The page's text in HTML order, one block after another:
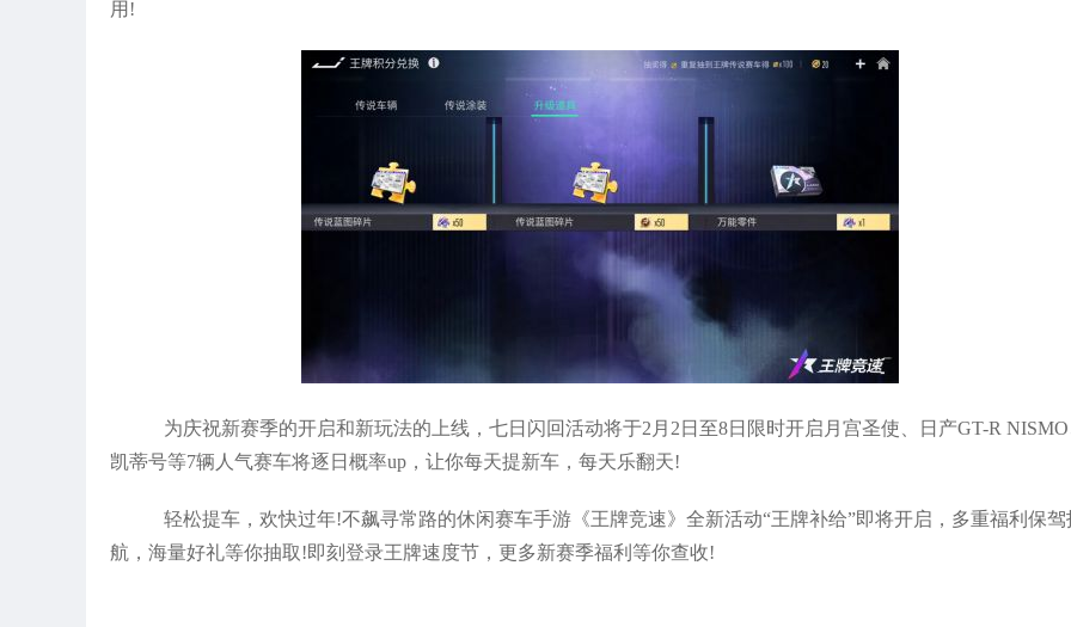
用!
为庆祝新赛季的开启和新玩法的上线，七日闪回活动将于2月2日至8日限时开启月宫圣使、日产GT-R
凯蒂号等7辆人气赛车将逐日概率up，让你每天提新车，每天乐翻天!
轻松提车，欢快过年!不飙寻常路的休闲赛车手游《王牌竞速》全新活动“王牌补给”即将开启，多重福利保驾
航，海量好礼等你抽取!即刻登录王牌速度节，更多新赛季福利等你查收!